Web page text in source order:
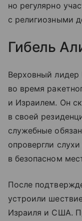
но регулярно
с религиозными
Гибель
Верховный
во время
и Израилем. Он
в своей
служебные
опровергли
в безопасном
После
устроили
Израиля и США.